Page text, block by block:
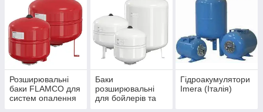
Розширювальні
баки FLAMCO для
систем опалення
Баки
розширювальні
для бойлерів та
Гідроакумулятори
Imera (Італія)